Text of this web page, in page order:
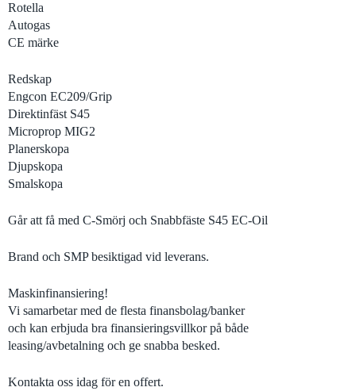
Rotella
Autogas
CE märke
Redskap
Engcon EC209/Grip
Direktinfäst S45
Microprop MIG2
Planerskopa
Djupskopa
Smalskopa
Går att få med C-Smörj och Snabbfäste S45 EC-Oil
Brand och SMP besiktigad vid leverans.
Maskinfinansiering!
Vi samarbetar med de flesta finansbolag/banker
och kan erbjuda bra finansieringsvillkor på både
leasing/avbetalning och ge snabba besked.
Kontakta oss idag för en offert.